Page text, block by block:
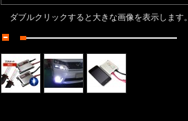
ダブルクリックすると大きな画像を表示します。